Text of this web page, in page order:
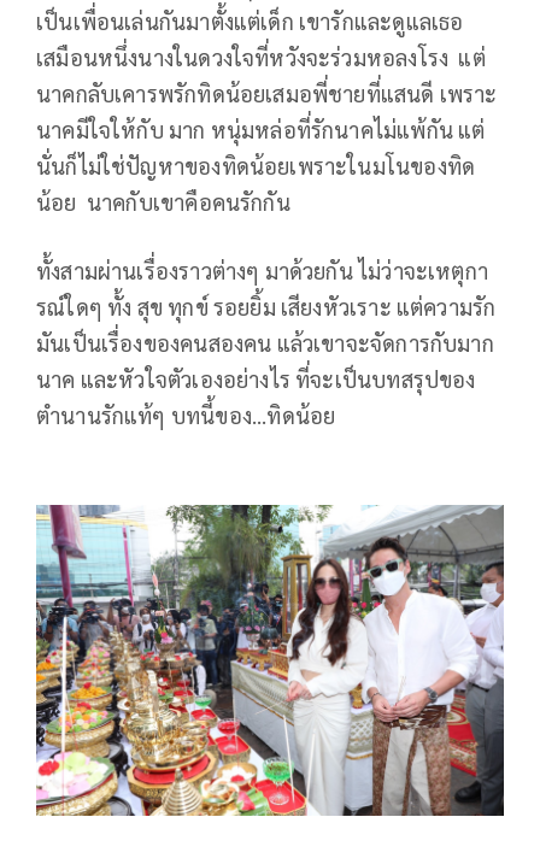
เป็นเพื่อนเล่นกันมาตั้งแต่เด็ก เขารักและดูแลเธอ
เสมือนหนึ่งนางในดวงใจที่หวังจะร่วมหอลงโรง แต่
นาคกลับเคารพรักทิดน้อยเสมอพี่ชายที่แสนดี เพราะ
นาคมีใจให้กับ มาก หนุ่มหล่อที่รักนาคไม่แพ้กัน แต่
นั่นก็ไม่ใช่ปัญหาของทิดน้อยเพราะในมโนของทิด
น้อย นาคกับเขาคือคนรักกัน
ทั้งสามผ่านเรื่องราวต่างๆ มาด้วยกัน ไม่ว่าจะเหตุกา
รณ์ใดๆ ทั้ง สุข ทุกข์ รอยยิ้ม เสียงหัวเราะ แต่ความรัก
มันเป็นเรื่องของคนสองคน แล้วเขาจะจัดการกับมาก
นาค และหัวใจตัวเองอย่างไร ที่จะเป็นบทสรุปของ
ตำนานรักแท้ๆ บทนี้ของ...ทิดน้อย